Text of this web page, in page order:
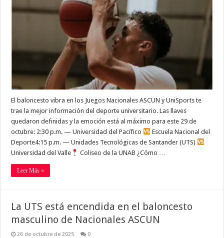
El baloncesto vibra en los Juegos Nacionales ASCUN y UniSports te
trae la mejor información del deporte universitario. Las llaves
quedaron definidas y la emoción está al máximo para este 29 de
octubre: 2:30 p.m. — Universidad del Pacífico
Escuela Nacional del
Deporte4:15 p.m. — Unidades Tecnológicas de Santander (UTS)
Universidad del Valle
Coliseo de la UNAB ¿Cómo …
Leer Más »
La UTS está encendida en el baloncesto
masculino de Nacionales ASCUN
26 de octubre de 2025 0